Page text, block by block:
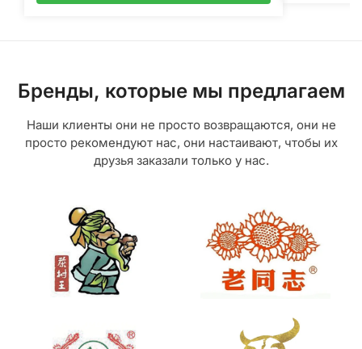
Бренды, которые мы предлагаем
Наши клиенты они не просто возвращаются, они не
просто рекомендуют нас, они настаивают, чтобы их
друзья заказали только у нас.